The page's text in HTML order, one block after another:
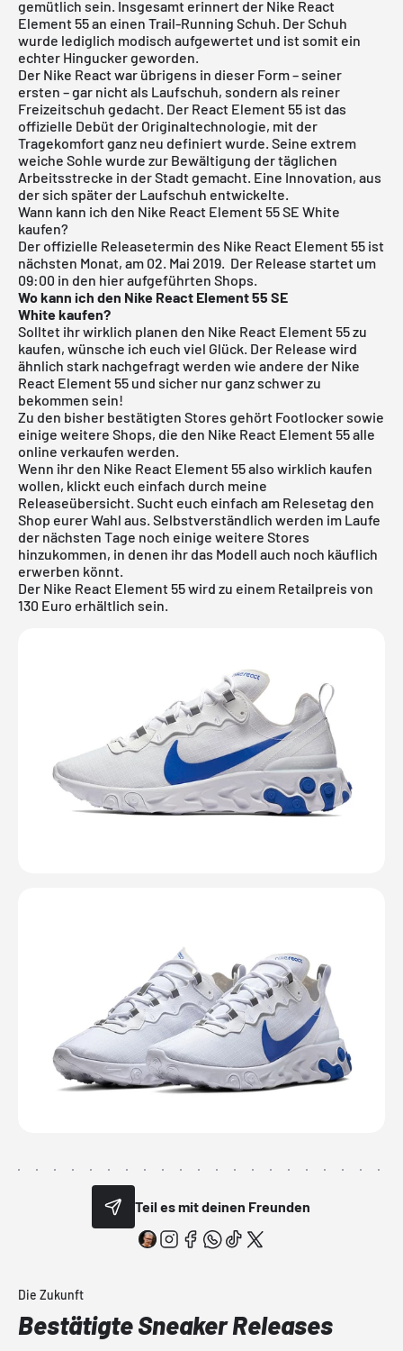
gemütlich sein. Insgesamt erinnert der Nike React
Element 55 an einen Trail-Running Schuh. Der Schuh
wurde lediglich modisch aufgewertet und ist somit ein
echter Hingucker geworden.
Der Nike React war übrigens in dieser Form – seiner
ersten – gar nicht als Laufschuh, sondern als reiner
Freizeitschuh gedacht. Der React Element 55 ist das
offizielle Debüt der Originaltechnologie, mit der
Tragekomfort ganz neu definiert wurde. Seine extrem
weiche Sohle wurde zur Bewältigung der täglichen
Arbeitsstrecke in der Stadt gemacht. Eine Innovation, aus
der sich später der Laufschuh entwickelte.
Wann kann ich den Nike React Element 55 SE White
kaufen?
Der offizielle Releasetermin des Nike React Element 55 ist
nächsten Monat, am 02. Mai 2019. Der Release startet um
09:00 in den hier aufgeführten Shops.
Wo kann ich den Nike React Element 55 SE
Whitekaufen?
Solltet ihr wirklich planen den Nike React Element 55 zu
kaufen, wünsche ich euch viel Glück. Der Release wird
ähnlich stark nachgefragt werden wie andere der Nike
React Element 55 und sicher nur ganz schwer zu
bekommen sein!
Zu den bisher bestätigten Stores gehört Footlockersowie
einige weitere Shops, die den Nike React Element 55 alle
online verkaufen werden.
Wenn ihr den Nike React Element 55 also wirklich kaufen
wollen, klickt euch einfach durch meine
Releaseübersicht. Sucht euch einfach am Relesetag den
Shop eurer Wahl aus. Selbstverständlich werden im Laufe
der nächsten Tage noch einige weitere Stores
hinzukommen, in denen ihr das Modell auch noch käuflich
erwerben könnt.
Der Nike React Element 55 wird zu einem Retailpreis von
130 Euro erhältlich sein.
Teil es mit deinen Freunden
Die Zukunft
Bestätigte Sneaker Releases